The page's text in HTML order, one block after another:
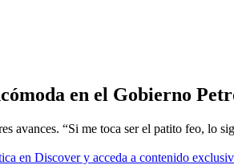
en el Gobierno
avances. “Si me toca ser el patito feo, lo
en Discover y acceda a contenido